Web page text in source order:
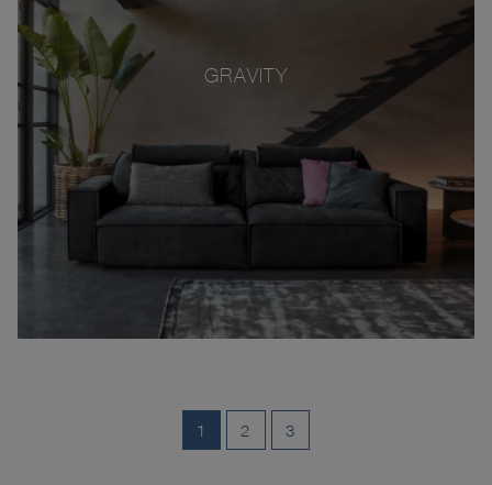
GRAVITY
1 2 3